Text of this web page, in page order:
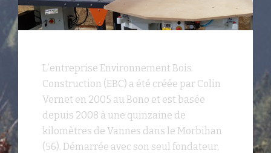
L’entreprise Environnement Bois
Construction (EBC) a été créée par Colin
Vernet en 2005 au Bono et est basée
depuis 2008 à une quinzaine de
kilomètres de Vannes dans le Morbihan
(56). Démarrée avec son seul fondateur,